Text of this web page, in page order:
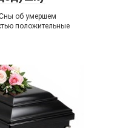
об умершем
положительные